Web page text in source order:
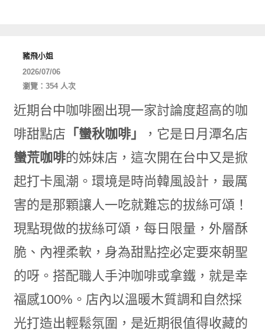
豬飛小姐
2026/07/06
瀏覽：354 人次
近期台中咖啡圈出現一家討論度超高的咖
啡甜點店 「蠻秋咖啡」
，它是日月潭名店
蠻荒咖啡的姊妹店，這次開在台中又是掀
起打卡風潮。環境是時尚韓風設計，最厲
害的是那顆讓人一吃就難忘的拔絲可頌！
現點現做的拔絲可頌，每日限量，外層酥
脆、內裡柔軟，身為甜點控必定要來朝聖
的呀。搭配職人手沖咖啡或拿鐵，就是幸
福感100%。店內以溫暖木質調和自然採
光打造出輕鬆氛圍，是近期很值得收藏的